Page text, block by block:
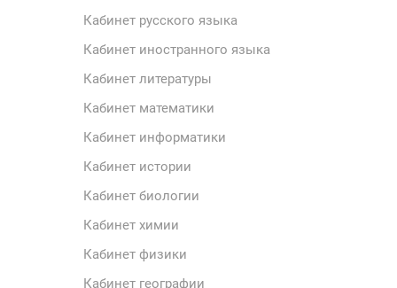
Кабинет русского языка
Кабинет иностранного языка
Кабинет литературы
Кабинет математики
Кабинет информатики
Кабинет истории
Кабинет биологии
Кабинет химии
Кабинет физики
Кабинет географии